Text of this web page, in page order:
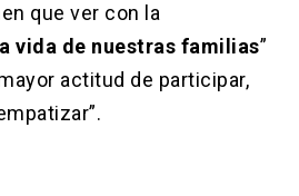
que ver con la
vida de nuestras familias”
actitud de participar,